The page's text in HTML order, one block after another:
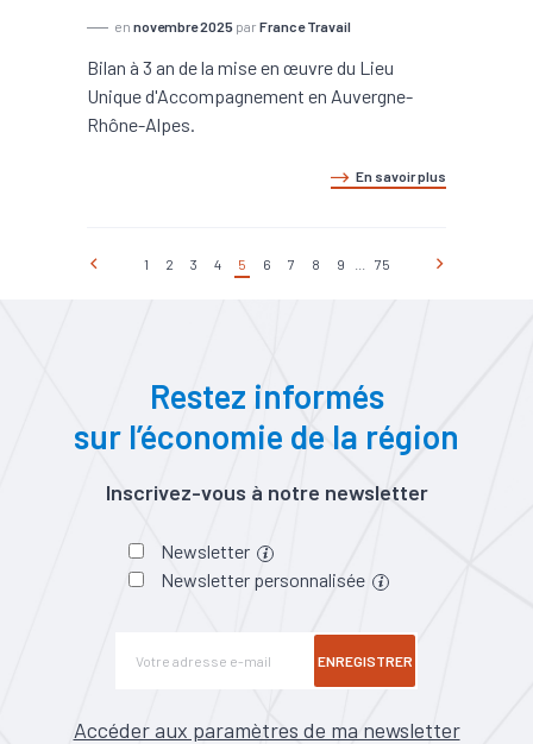
en novembre 2025 par France Travail
Bilan à 3 an de la mise en œuvre du Lieu
Unique d'Accompagnement en Auvergne-
Rhône-Alpes.
En savoir plus
1 2 3 4 5 6 7 8 9 75
Restez informés
sur l’économie de la région
Inscrivez-vous à notre newsletter
Newsletter
Newsletter personnalisée
ENREGISTRER
Accéder aux paramètres de ma newsletter